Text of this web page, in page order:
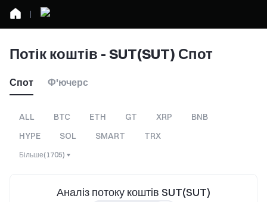
Потік коштів - SUT(SUT) Спот
Спот Ф'ючерс
ALL BTC ETH GT XRP
BNB
HYPE
SOL SMART TRX
Більше(1705)
Аналіз потоку коштів SUT(SUT)